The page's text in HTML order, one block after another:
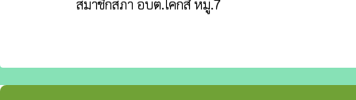
สมาชิกสภา อบต.โคกสี หมู่.7